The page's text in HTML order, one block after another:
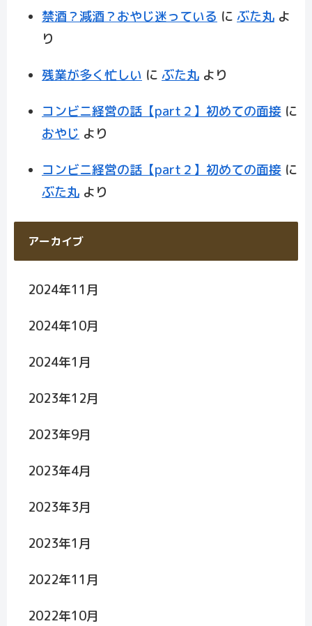
禁酒？減酒？おやじ迷っている に ぶた丸 よ
り
残業が多く忙しい に ぶた丸 より
コンビニ経営の話【part２】初めての面接 に
おやじ より
コンビニ経営の話【part２】初めての面接 に
ぶた丸 より
アーカイブ
2024年11月
2024年10月
2024年1月
2023年12月
2023年9月
2023年4月
2023年3月
2023年1月
2022年11月
2022年10月